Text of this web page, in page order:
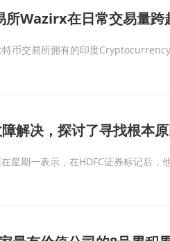
所Wazirx在日常交易量
币交易所拥有的印度
障解决，探讨了寻找根
星期一表示，在HDFC证券标记后